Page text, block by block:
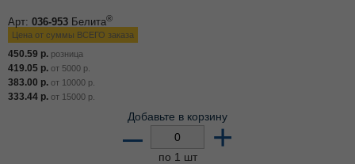
Арт: 036-953 Белита®
Цена от суммы ВСЕГО заказа
450.59 р. розница
419.05 р. от 5000 р.
383.00 р. от 10000 р.
333.44 р. от 15000 р.
Добавьте в корзину
– +
по 1 шт